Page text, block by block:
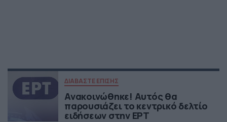
ΔΙΑΒΑΣΤΕ ΕΠΙΣΗΣ
Ανακοινώθηκε! Αυτός θα
παρουσιάζει το κεντρικό δελτίο
ειδήσεων στην ΕΡΤ